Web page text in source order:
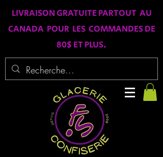
LIVRAISON GRATUITE PARTOUT AU
CANADA POUR LES COMMANDES DE
80$ ET PLUS.